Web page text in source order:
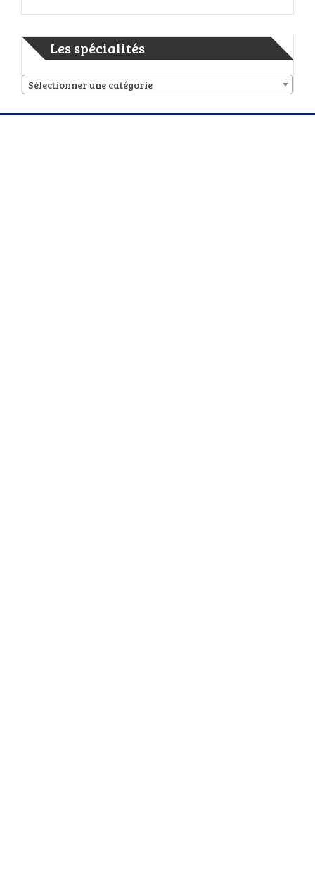
Les spécialités
Sélectionner une catégorie